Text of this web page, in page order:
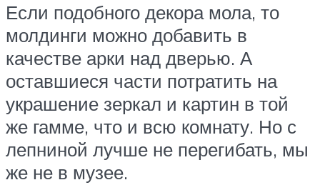
Если подобного декора мола, то
молдинги можно добавить в
качестве арки над дверью. А
оставшиеся части потратить на
украшение зеркал и картин в той
же гамме, что и всю комнату. Но с
лепниной лучше не перегибать, мы
же не в музее.